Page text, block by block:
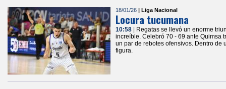
18/01/26 | Liga Nacional
Locura tucumana
10:58
| Regatas se llevó un enorme
increíble. Celebró 70 - 69 ante Quimsa
un par de rebotes ofensivos. Dentro de
figura.